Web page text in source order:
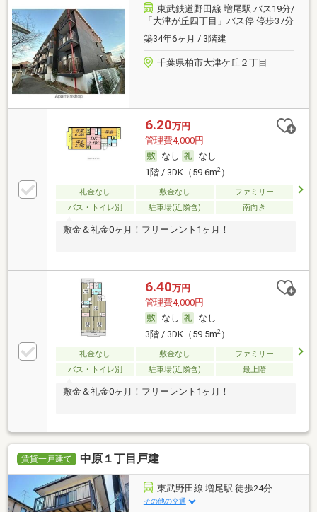
東武鉄道野田線 増尾駅 バス19分/
「大津が丘四丁目」バス停 停歩37分
築34年6ヶ月 / 3階建
千葉県柏市大津ケ丘２丁目
6.20万円
管理費4,000円
なし
なし
1階 / 3DK（59.6m2）
礼金なし 敷金なし
ファミリー
バス・トイレ別
駐車場(近隣含) 南向き
敷金＆礼金0ヶ月！フリーレント1ヶ月！
6.40万円
管理費4,000円
なし
なし
3階 / 3DK（59.5m2）
礼金なし 敷金なし
ファミリー
バス・トイレ別
駐車場(近隣含) 最上階
敷金＆礼金0ヶ月！フリーレント1ヶ月！
賃貸一戸建て 中原１丁目戸建
東武野田線 増尾駅 徒歩24分
その他の交通